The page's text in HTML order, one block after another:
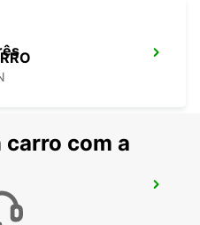
carro com a